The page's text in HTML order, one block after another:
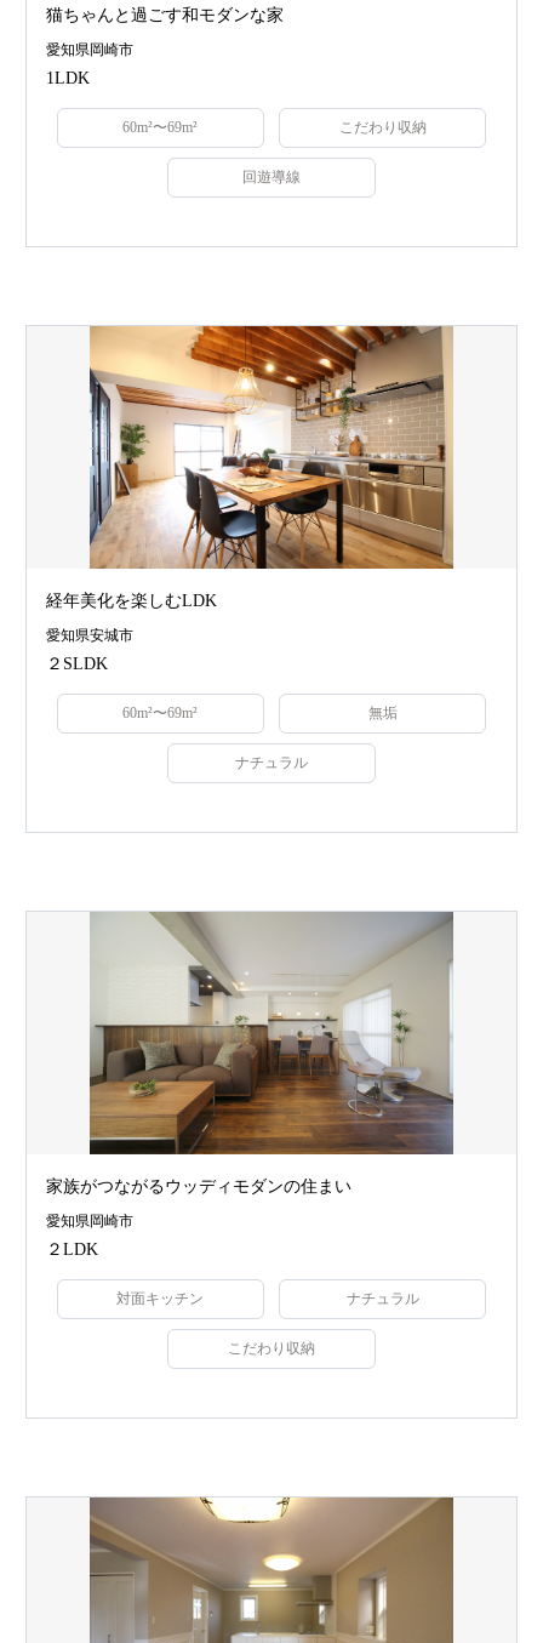
猫ちゃんと過ごす和モダンな家
愛知県岡崎市
1LDK
60m²〜69m² こだわり収納
回遊導線
経年美化を楽しむLDK
愛知県安城市
２SLDK
60m²〜69m² 無垢
ナチュラル
家族がつながるウッディモダンの住まい
愛知県岡崎市
２LDK
対面キッチン ナチュラル
こだわり収納